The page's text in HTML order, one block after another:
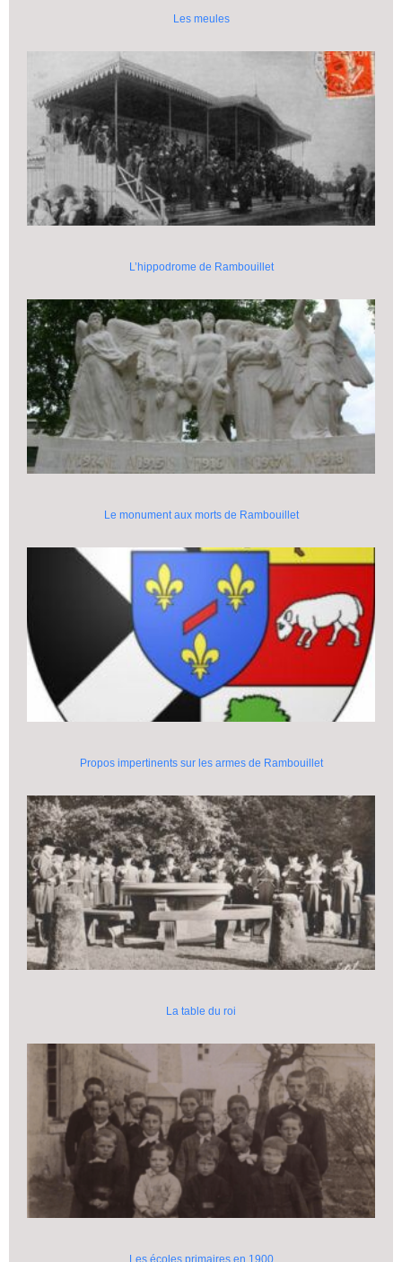
Les meules
L’hippodrome de Rambouillet
Le monument aux morts de Rambouillet
Propos impertinents sur les armes de Rambouillet
La table du roi